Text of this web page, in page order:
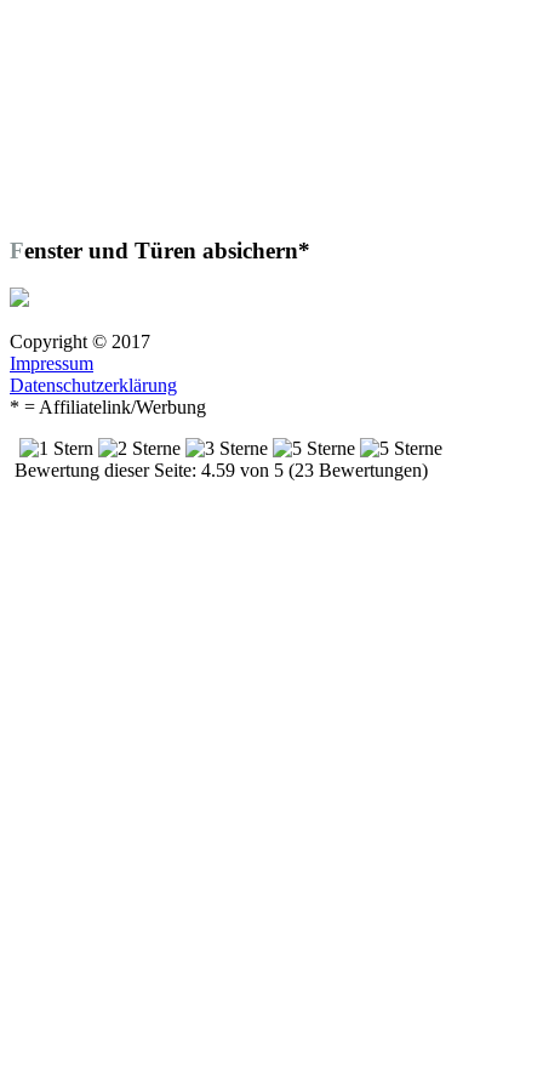
Fenster und Türen absichern*
Copyright © 2017
Impressum
Datenschutzerklärung
* = Affiliatelink/Werbung
Bewertung dieser Seite: 4.59 von 5 (23 Bewertungen)